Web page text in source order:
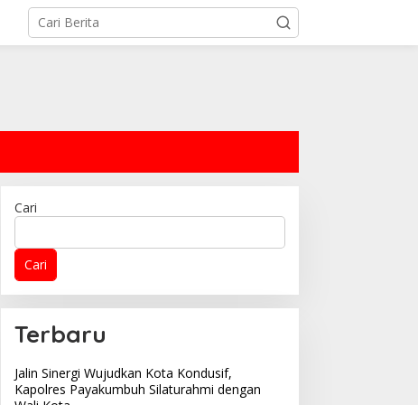
Diduga Pakai 2 Mobil
Berplat Sama, Armada
SPPG Affa Adicitta Pasia
Laweh Langgar UU LLAJ?
Pererat Sinergitas Melalui
Kunjungan Silaturahmi ke
Cari
Cari
Terbaru
Jalin Sinergi Wujudkan Kota Kondusif,
Kapolres Payakumbuh Silaturahmi dengan